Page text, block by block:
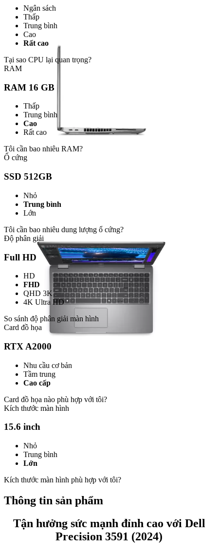
Ngân sách
Thấp
Trung bình
Cao
Rất cao
Tại sao CPU lại quan trọng?
RAM
RAM 16 GB
Thấp
Trung bình
Cao
Rất cao
Tôi cần bao nhiêu RAM?
Ổ cứng
SSD 512GB
Nhỏ
Trung bình
Lớn
Tôi cần bao nhiêu dung lượng ổ cứng?
Độ phân giải
Full HD
HD
FHD
QHD 3K
4K Ultra HD
So sánh độ phân giải màn hình
Card đồ họa
RTX A2000
Nhu cầu cơ bản
Tầm trung
Cao cấp
Card đồ họa nào phù hợp với tôi?
Kích thước màn hình
15.6 inch
Nhỏ
Trung bình
Lớn
Kích thước màn hình phù hợp với tôi?
Thông tin sản phẩm
Tận hưởng sức mạnh đỉnh cao với Dell
Precision 3591 (2024)